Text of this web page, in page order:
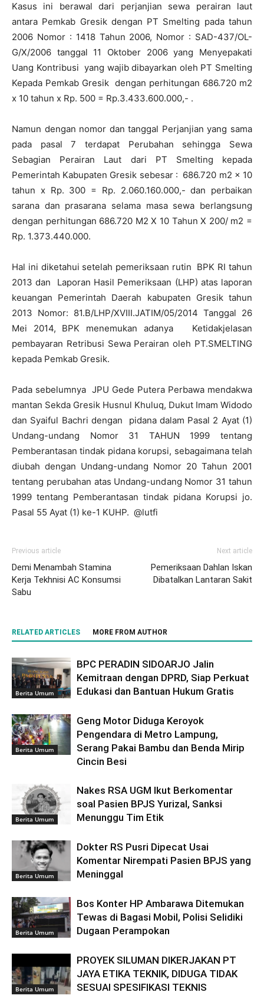
Kasus ini berawal dari perjanjian sewa perairan laut
antara Pemkab Gresik dengan PT Smelting pada tahun
2006 Nomor : 1418 Tahun 2006, Nomor : SAD-437/OL-
G/X/2006 tanggal 11 Oktober 2006 yang Menyepakati
Uang Kontribusi yang wajib dibayarkan oleh PT Smelting
Kepada Pemkab Gresik dengan perhitungan 686.720 m2
x 10 tahun x Rp. 500 = Rp.3.433.600.000,- .
Namun dengan nomor dan tanggal Perjanjian yang sama
pada pasal 7 terdapat Perubahan sehingga Sewa
Sebagian Perairan Laut dari PT Smelting kepada
Pemerintah Kabupaten Gresik sebesar : 686.720 m2 x 10
tahun x Rp. 300 = Rp. 2.060.160.000,- dan perbaikan
sarana dan prasarana selama masa sewa berlangsung
dengan perhitungan 686.720 M2 X 10 Tahun X 200/ m2 =
Rp. 1.373.440.000.
Hal ini diketahui setelah pemeriksaan rutin BPK RI tahun
2013 dan Laporan Hasil Pemeriksaan (LHP) atas laporan
keuangan Pemerintah Daerah kabupaten Gresik tahun
2013 Nomor: 81.B/LHP/XVIII.JATIM/05/2014 Tanggal 26
Mei 2014, BPK menemukan adanya Ketidakjelasan
pembayaran Retribusi Sewa Perairan oleh PT.SMELTING
kepada Pemkab Gresik.
Pada sebelumnya JPU Gede Putera Perbawa mendakwa
mantan Sekda Gresik Husnul Khuluq, Dukut Imam Widodo
dan Syaiful Bachri dengan pidana dalam Pasal 2 Ayat (1)
Undang-undang Nomor 31 TAHUN 1999 tentang
Pemberantasan tindak pidana korupsi, sebagaimana telah
diubah dengan Undang-undang Nomor 20 Tahun 2001
tentang perubahan atas Undang-undang Nomor 31 tahun
1999 tentang Pemberantasan tindak pidana Korupsi jo.
Pasal 55 Ayat (1) ke-1 KUHP. @lutfi
Previous article
Demi Menambah Stamina
Kerja Tekhnisi AC Konsumsi
Sabu
Next article
Pemeriksaan Dahlan Iskan
Dibatalkan Lantaran Sakit
RELATED ARTICLES MORE FROM AUTHOR
Berita Umum
BPC PERADIN SIDOARJO Jalin
Kemitraan dengan DPRD, Siap Perkuat
Edukasi dan Bantuan Hukum Gratis
Berita Umum
Geng Motor Diduga Keroyok
Pengendara di Metro Lampung,
Serang Pakai Bambu dan Benda Mirip
Cincin Besi
Berita Umum
Nakes RSA UGM Ikut Berkomentar
soal Pasien BPJS Yurizal, Sanksi
Menunggu Tim Etik
Berita Umum
Dokter RS Pusri Dipecat Usai
Komentar Nirempati Pasien BPJS yang
Meninggal
Berita Umum
Bos Konter HP Ambarawa Ditemukan
Tewas di Bagasi Mobil, Polisi Selidiki
Dugaan Perampokan
Berita Umum
PROYEK SILUMAN DIKERJAKAN PT
JAYA ETIKA TEKNIK, DIDUGA TIDAK
SESUAI SPESIFIKASI TEKNIS